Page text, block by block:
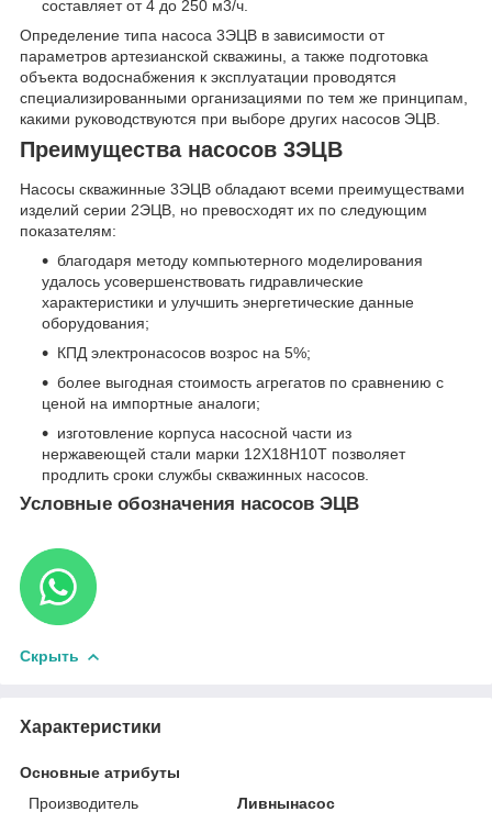
составляет от 4 до 250 м3/ч.
Определение типа насоса 3ЭЦВ в зависимости от
параметров артезианской скважины, а также подготовка
объекта водоснабжения к эксплуатации проводятся
специализированными организациями по тем же принципам,
какими руководствуются при выборе других насосов ЭЦВ.
Преимущества насосов 3ЭЦВ
Насосы скважинные 3ЭЦВ обладают всеми преимуществами
изделий серии 2ЭЦВ, но превосходят их по следующим
показателям:
благодаря методу компьютерного моделирования
удалось усовершенствовать гидравлические
характеристики и улучшить энергетические данные
оборудования;
КПД электронасосов возрос на 5%;
более выгодная стоимость агрегатов по сравнению с
ценой на импортные аналоги;
изготовление корпуса насосной части из
нержавеющей стали марки 12Х18Н10Т позволяет
продлить сроки службы скважинных насосов.
Условные обозначения насосов ЭЦВ
Скрыть
Характеристики
Основные атрибуты
Производитель
Ливнынасос